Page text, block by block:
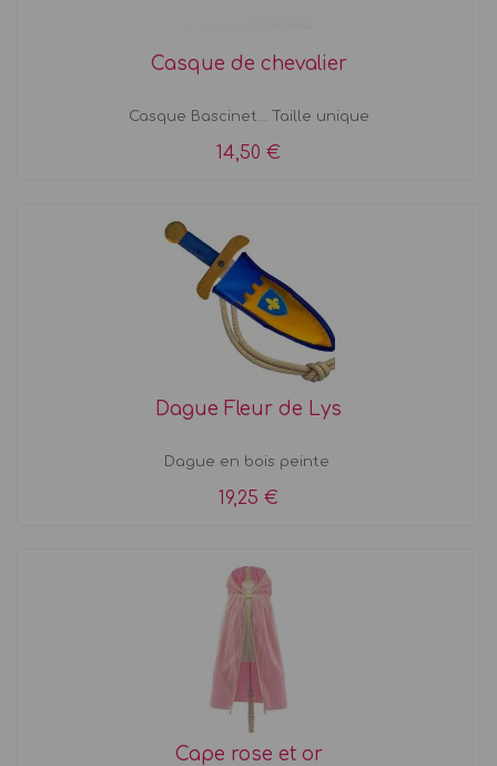
Casque de chevalier
Casque Bascinet... Taille unique
14,50 €
Dague Fleur de Lys
Dague en bois peinte
19,25 €
Cape rose et or